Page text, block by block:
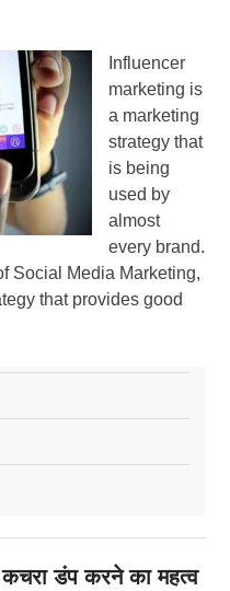
Influencer
marketing is
a marketing
strategy that
is being
used by
almost
every brand.
Social Media Marketing,
that provides good
डंप करने का महत्व